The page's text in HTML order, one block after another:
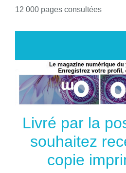
12 000 pages consultées
Livré par la
souhaitez
copie